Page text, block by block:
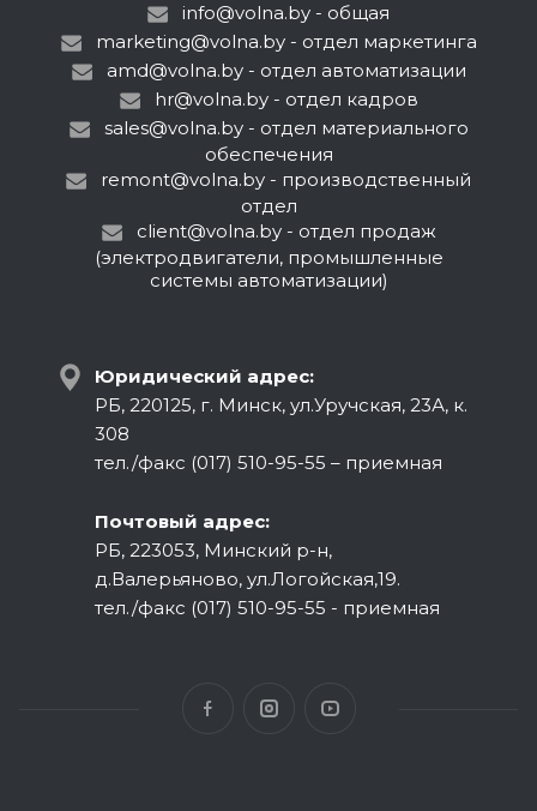
info@volna.by - общая
marketing@volna.by- отдел маркетинга
amd@volna.by- отдел автоматизации
hr@volna.by- отдел кадров
sales@volna.by- отдел материального
обеспечения
remont@volna.by - производственный
отдел
client@volna.by- отдел продаж
(электродвигатели, промышленные
системы автоматизации)
Юридический адрес:
РБ, 220125, г. Минск, ул.Уручская, 23А, к.
308
тел./факс (017) 510-95-55 – приемная
Почтовый адрес:
РБ, 223053, Минский р-н,
д.Валерьяново, ул.Логойская,19.
тел./факс (017) 510-95-55 - приемная